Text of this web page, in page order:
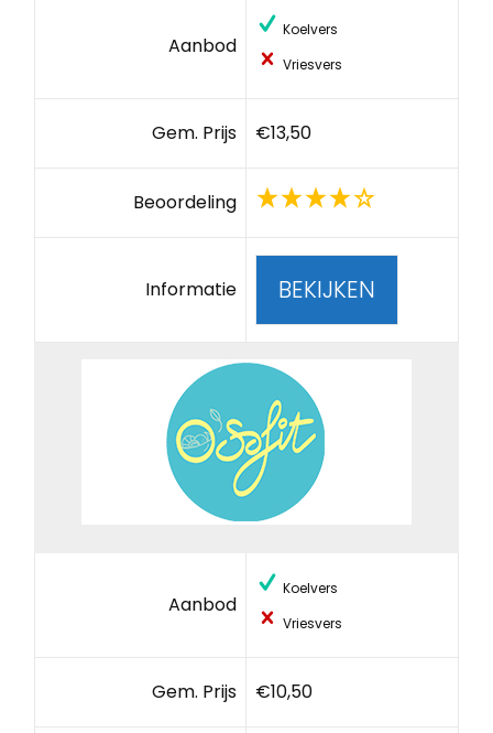
Aanbod
Koelvers
Vriesvers
Gem. Prijs €13,50
Beoordeling
Informatie BEKIJKEN
Aanbod
Koelvers
Vriesvers
Gem. Prijs €10,50